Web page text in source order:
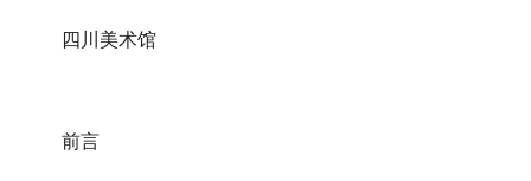
四川美术馆
前言